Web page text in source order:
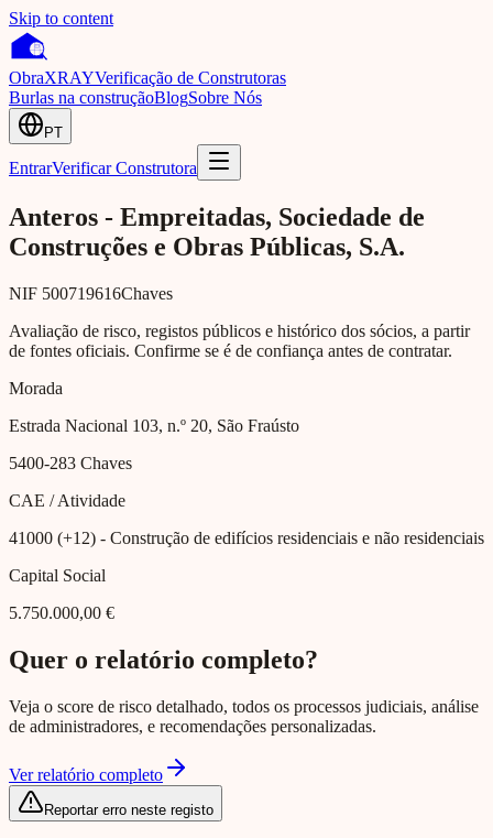
Skip to content
ObraXRAYVerificação de Construtoras
Burlas na construçãoBlogSobre Nós
PT
EntrarVerificar Construtora
Anteros - Empreitadas, Sociedade de
Construções e Obras Públicas, S.A.
NIF 500719616Chaves
Avaliação de risco, registos públicos e histórico dos sócios, a partir
de fontes oficiais. Confirme se é de confiança antes de contratar.
Morada
Estrada Nacional 103, n.º 20, São Fraústo
5400-283 Chaves
CAE / Atividade
41000 (+12) - Construção de edifícios residenciais e não residenciais
Capital Social
5.750.000,00 €
Quer o relatório completo?
Veja o score de risco detalhado, todos os processos judiciais, análise
de administradores, e recomendações personalizadas.
Ver relatório completo
Reportar erro neste registo